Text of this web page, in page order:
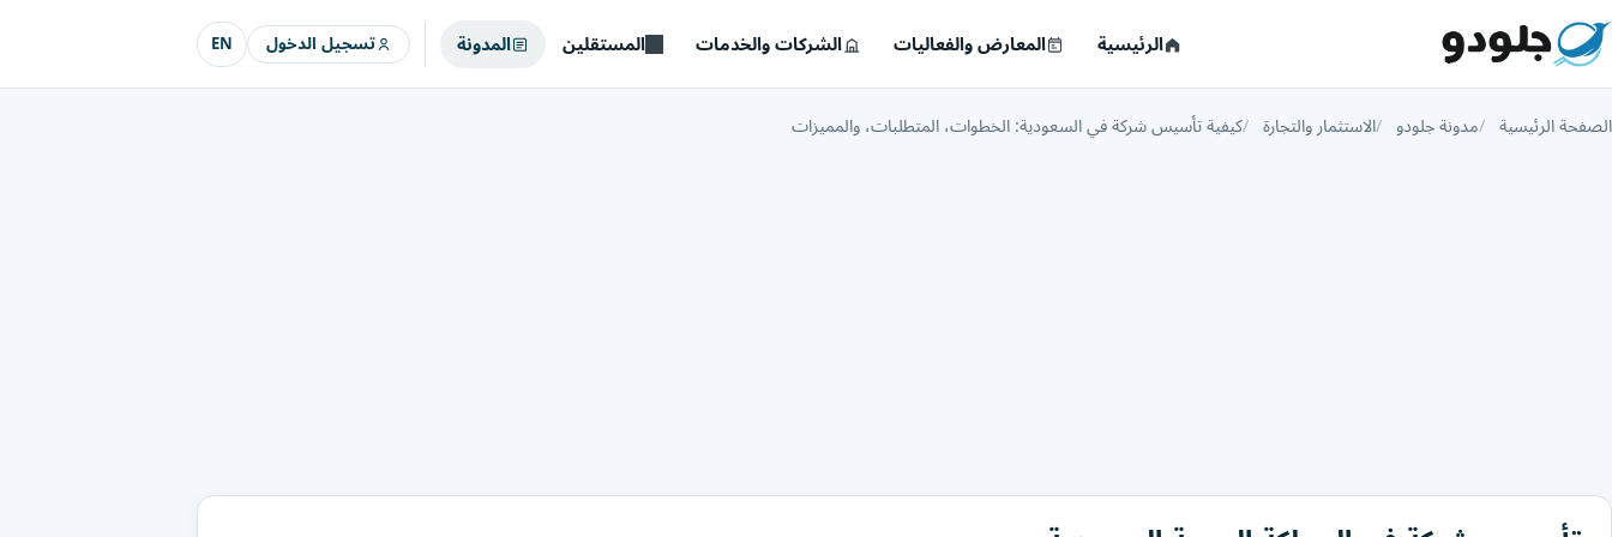
الرئيسية المعارض والفعاليات الشركات والخدمات المستقلين المدونة تسجيل الدخول EN
الصفحة الرئيسية مدونة جلودو الاستثمار والتجارة كيفية تأسيس شركة في السعودية: الخطوات، المتطلبات، والمميزات